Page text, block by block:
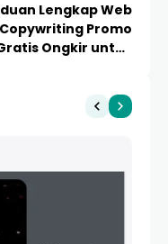
Lengkap Web
Copywriting Promo
Ongkir untuk